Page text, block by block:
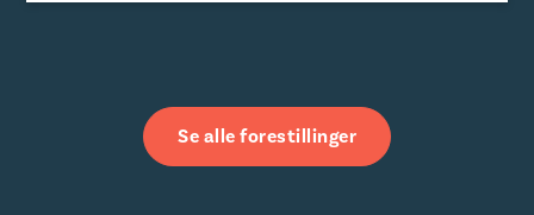
Se alle forestillinger